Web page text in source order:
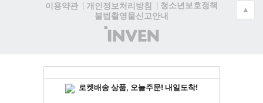
이용약관
개인정보처리방침
청소년보호정책
불법촬영물신고안내
(주)
인
▲